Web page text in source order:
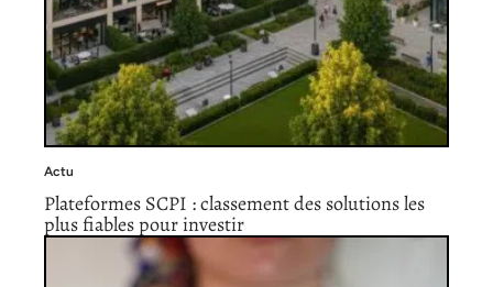
Actu
Plateformes SCPI : classement des solutions les
plus fiables pour investir